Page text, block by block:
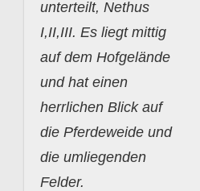
unterteilt, Nethus
I,II,III. Es liegt mittig
auf dem Hofgelände
und hat einen
herrlichen Blick auf
die Pferdeweide und
die umliegenden
Felder.